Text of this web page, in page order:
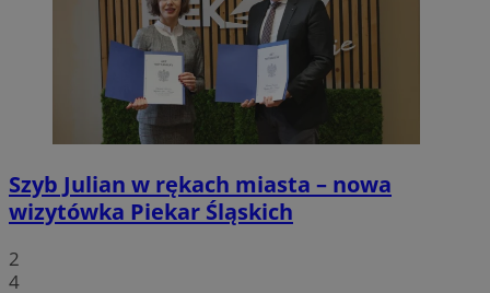
Szyb Julian w rękach miasta – nowa
wizytówka Piekar Śląskich
2
4